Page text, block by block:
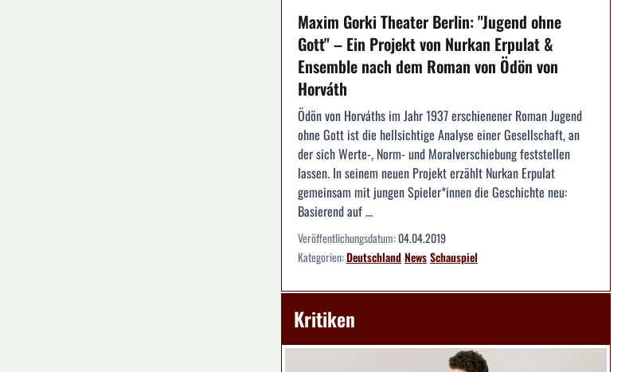
Maxim Gorki Theater Berlin: "Jugend ohne
Gott" – Ein Projekt von Nurkan Erpulat &
Ensemble nach dem Roman von Ödön von
Horváth
Ödön von Horváths im Jahr 1937 erschienener Roman Jugend
ohne Gott ist die hellsichtige Analyse einer Gesellschaft, an
der sich Werte-, Norm- und Moralverschiebung feststellen
lassen. In seinem neuen Projekt erzählt Nurkan Erpulat
gemeinsam mit jungen Spieler*innen die Geschichte neu:
Basierend auf ...
Veröffentlichungsdatum:04.04.2019
Kategorien:DeutschlandNewsSchauspiel
Kritiken